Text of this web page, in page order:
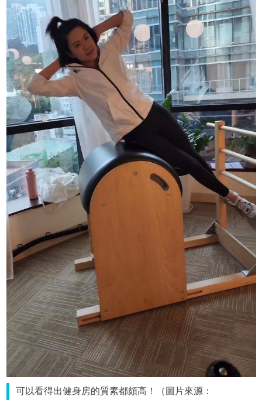
可以看得出健身房的質素都頗高！（圖片來源：